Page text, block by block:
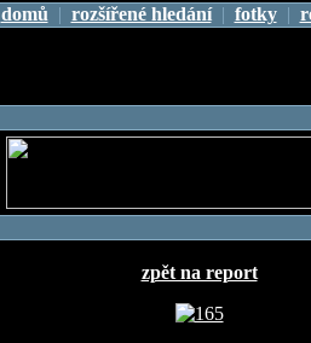
domů | rozšířené hledání| fotky|
zpět na report